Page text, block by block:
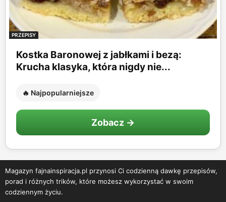
PRZEPISY
Kostka Baronowej z jabłkami i bezą:
Krucha klasyka, która nigdy nie...
🔥 Najpopularniejsze
Zobacz →
Magazyn fajnainspiracja.pl przynosi Ci codzienną dawkę przepisów,
porad i różnych trików, które możesz wykorzystać w swoim
codziennym życiu.